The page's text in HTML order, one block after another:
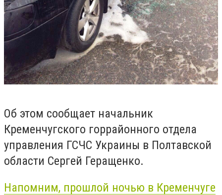
Об этом сообщает начальник
Кременчугского горрайонного отдела
управления ГСЧС Украины в Полтавской
области Сергей Геращенко.
Напомним, прошлой ночью в Кременчуге